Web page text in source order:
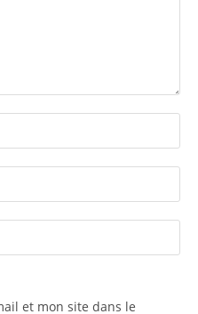
et mon site dans le